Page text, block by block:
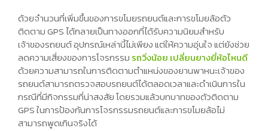
ด้วยจำนวนที่เพิ่มขึ้นของการขโมยรถยนต์และการขโมยล้อตัว
ติดตาม GPS ได้กลายเป็นทางออกที่ได้รับความนิยมสำหรับ
เจ้าของรถยนต์ อุปกรณ์เหล่านี้ไม่เพียง แต่ให้ความอุ่นใจ แต่ยังช่วย
ลดความเสี่ยงของการโจรกรรม รถวิ่งน้อย เปลี่ยนยางยี่ห้อไหนดี
ด้วยความสามารถในการติดตามตำแหน่งของยานพาหนะเจ้าของ
รถยนต์สามารถตรวจสอบรถยนต์ได้ตลอดเวลาและดำเนินการใน
กรณีที่มีกิจกรรมที่น่าสงสัย โดยรวมแล้วบทบาทของตัวติดตาม
GPS ในการป้องกันการโจรกรรมรถยนต์และการขโมยล้อไม่
สามารถพูดเกินจริงได้